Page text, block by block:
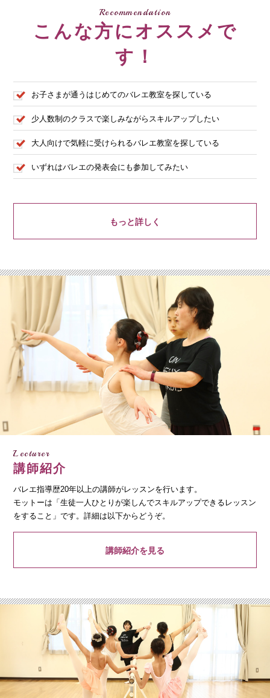
Recommendation
こんな方にオススメで
す！
お子さまが通うはじめてのバレエ教室を探している
少人数制のクラスで楽しみながらスキルアップしたい
大人向けで気軽に受けられるバレエ教室を探している
いずれはバレエの発表会にも参加してみたい
もっと詳しく
Lecturer
講師紹介
バレエ指導歴20年以上の講師がレッスンを行います。
モットーは「生徒一人ひとりが楽しんでスキルアップできるレッスン
をすること」です。詳細は以下からどうぞ。
講師紹介を見る